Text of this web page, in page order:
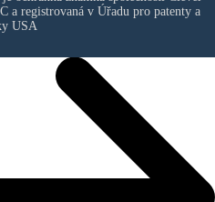
a registrovaná v Úřadu pro patenty a
USA